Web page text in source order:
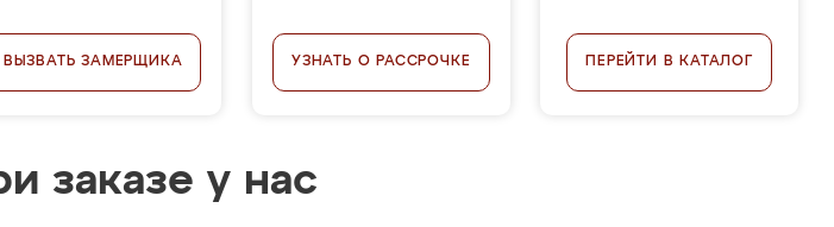
ВЫЗВАТЬ ЗАМЕРЩИКА УЗНАТЬ О РАССРОЧКЕ ПЕРЕЙТИ В КАТАЛОГ
заказе у нас